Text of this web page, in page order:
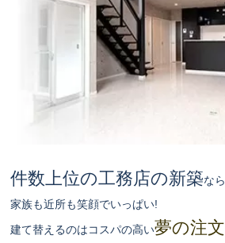
件数上位の工務店の新築なら
家族も近所も笑顔でいっぱい!
建て替えるのはコスパの高い夢の注